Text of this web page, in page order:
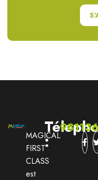
MAGICAL
FIRST
CLASS
est
: